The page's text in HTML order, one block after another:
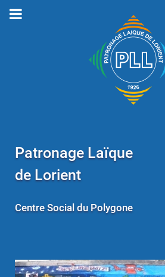
Patronage Laïque
de Lorient
Centre Social du Polygone